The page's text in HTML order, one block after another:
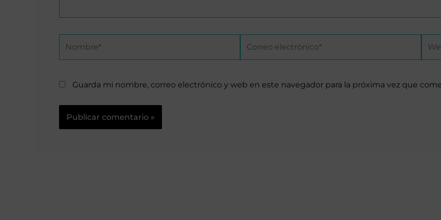
electrónico*
Guarda mi nombre, correo electrónico y web en este navegador para la próxima vez que